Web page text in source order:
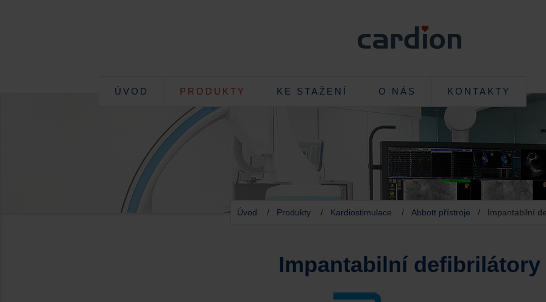
ÚVOD PRODUKTY KE STAŽENÍ O NÁS KONTAKTY
Úvod / Produkty/ Kardiostimulace / Abbott přístroje / Impantabilní
Impantabilní defibrilátory